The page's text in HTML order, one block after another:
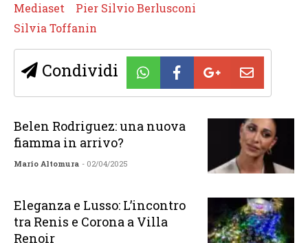
Mediaset
Pier Silvio Berlusconi
Silvia Toffanin
Condividi
Belen Rodriguez: una nuova
fiamma in arrivo?
Mario Altomura - 02/04/2025
Eleganza e Lusso: L’incontro
tra Renis e Corona a Villa
Renoir